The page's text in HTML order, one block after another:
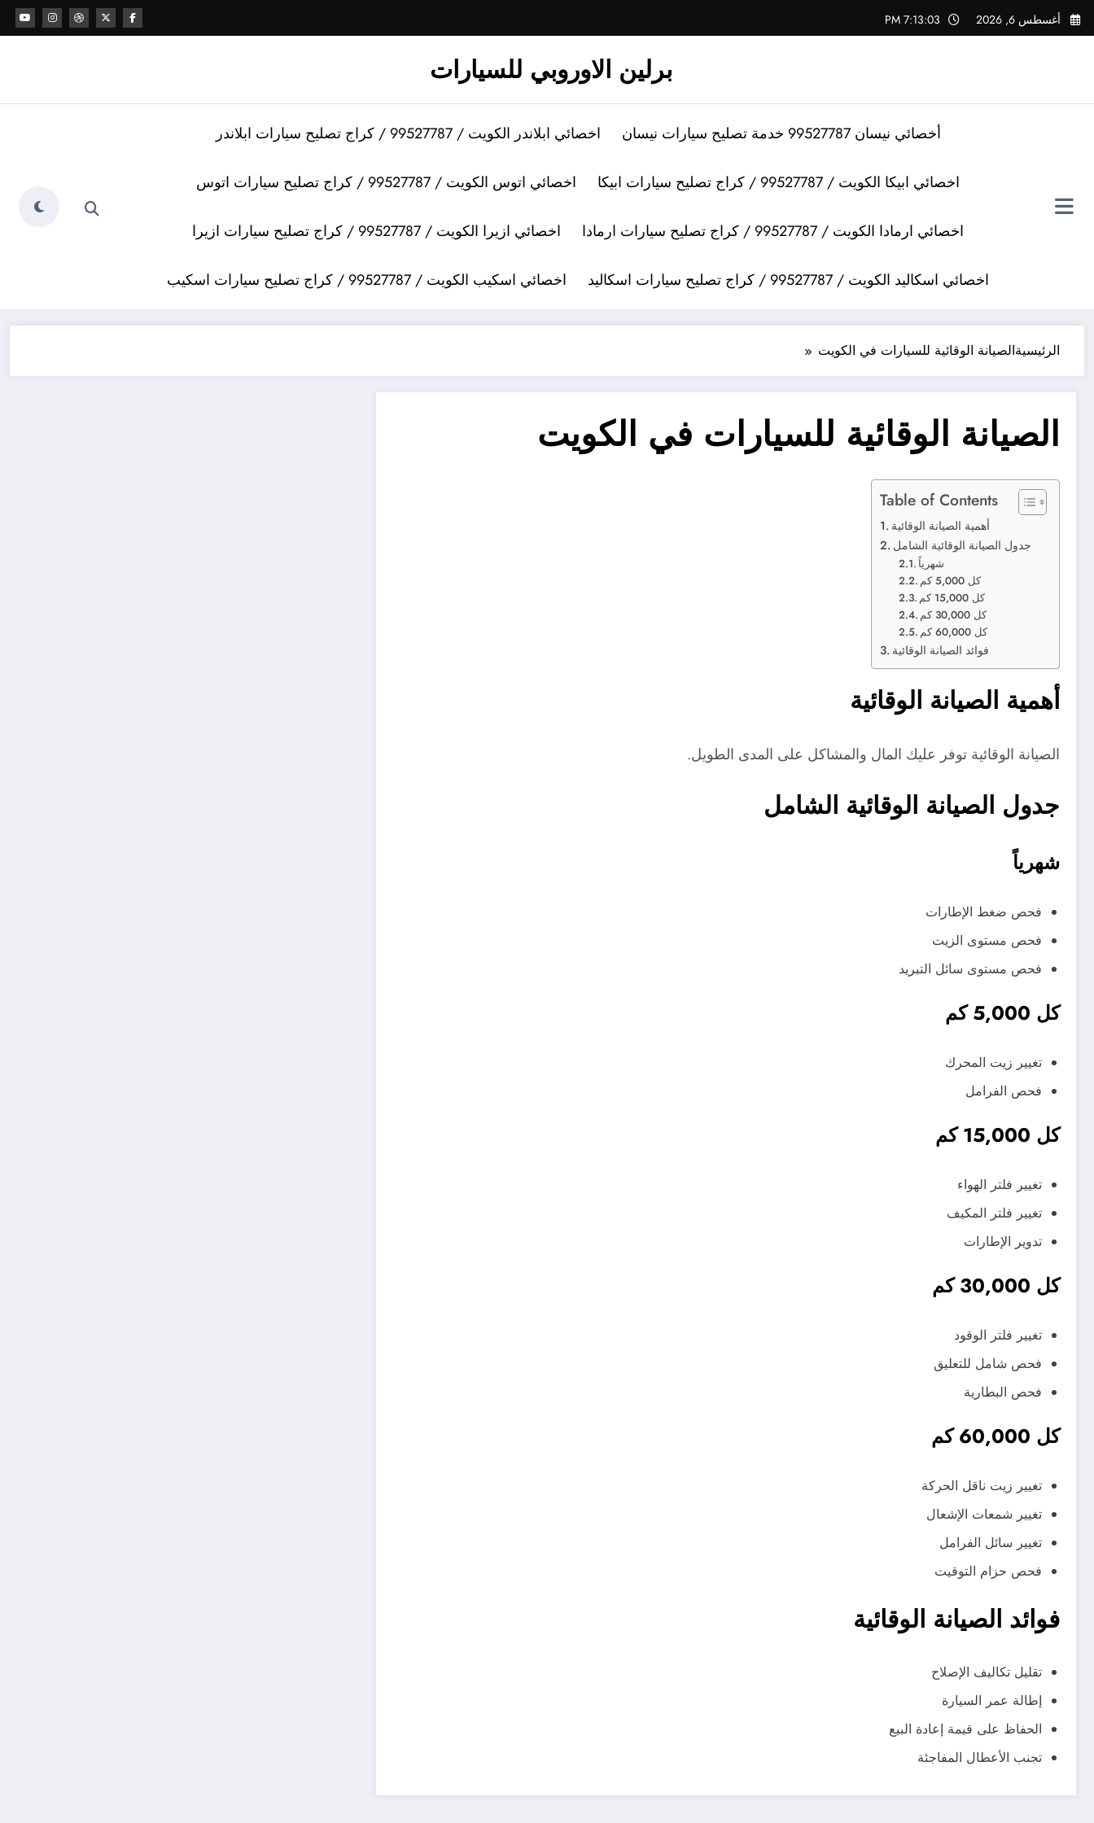
التجاوز
إلى
أغسطس 6, 2026 7:13:03 PM
برلين الاوروبي للسيارات
أخصائي نيسان 99527787 خدمة تصليح سيارات نيسان اخصائي ابلاندر الكويت / 99527787 / كراج تصليح سيارات ابلاندر
اخصائي ابيكا الكويت / 99527787 / كراج تصليح سيارات ابيكا اخصائي اتوس الكويت / 99527787 / كراج تصليح سيارات اتوس
اخصائي ارمادا الكويت / 99527787 / كراج تصليح سيارات ارمادا اخصائي ازيرا الكويت / 99527787 / كراج تصليح سيارات ازيرا
اخصائي اسكاليد الكويت / 99527787 / كراج تصليح سيارات اسكاليد اخصائي اسكيب الكويت / 99527787 / كراج تصليح سيارات اسكيب
الرئيسيةالصيانة الوقائية للسيارات في الكويت
الصيانة الوقائية للسيارات في الكويت
Table of Contents
أهمية الصيانة الوقائية
جدول الصيانة الوقائية الشامل
شهرياً
كل 5,000 كم
كل 15,000 كم
كل 30,000 كم
كل 60,000 كم
فوائد الصيانة الوقائية
أهمية الصيانة الوقائية
الصيانة الوقائية توفر عليك المال والمشاكل على المدى الطويل.
جدول الصيانة الوقائية الشامل
شهرياً
فحص ضغط الإطارات
فحص مستوى الزيت
فحص مستوى سائل التبريد
كل 5,000 كم
تغيير زيت المحرك
فحص الفرامل
كل 15,000 كم
تغيير فلتر الهواء
تغيير فلتر المكيف
تدوير الإطارات
كل 30,000 كم
تغيير فلتر الوقود
فحص شامل للتعليق
فحص البطارية
كل 60,000 كم
تغيير زيت ناقل الحركة
تغيير شمعات الإشعال
تغيير سائل الفرامل
فحص حزام التوقيت
فوائد الصيانة الوقائية
تقليل تكاليف الإصلاح
إطالة عمر السيارة
الحفاظ على قيمة إعادة البيع
تجنب الأعطال المفاجئة